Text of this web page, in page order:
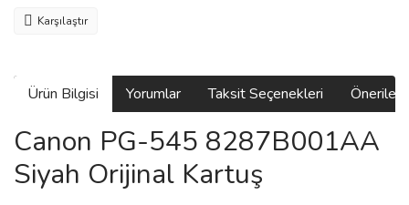
Karşılaştır
Ürün Bilgisi Yorumlar Taksit Seçenekleri
Canon PG-545 8287B001AA
Siyah Orijinal Kartuş